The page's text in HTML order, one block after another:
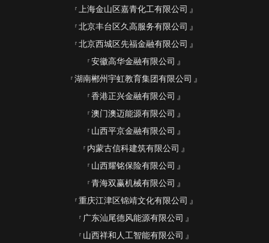
上海金山区嘉青化工有限公司
北京丰台区久高服务有限公司
北京西城区先福金融有限公司
安徽高华金融有限公司
湖南郴州宇虹教育集团有限公司
香港正兴金融有限公司
澳门澳迈能源有限公司
山西平京金融有限公司
内蒙古信科建筑有限公司
山西耀铭保险有限公司
青海双赢机械有限公司
重庆江津区锦靖文化有限公司
广东汕尾德风能源有限公司
山西祥和人工智能有限公司